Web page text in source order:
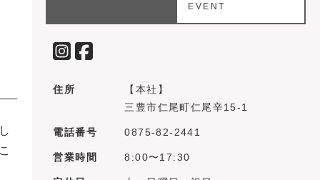
EVENT
住所
【本社】
三豊市仁尾町仁尾辛15-1
電話番号 0875-82-2441
営業時間 8:00〜17:30